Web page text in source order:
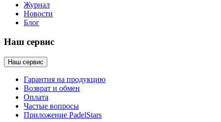
Журнал
Новости
Блог
Наш сервис
Наш сервис
Гарантия на продукцию
Возврат и обмен
Оплата
Частые вопросы
Приложение PadelStars